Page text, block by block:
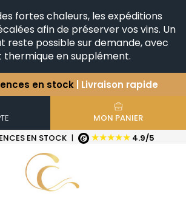
fortes chaleurs, les expéditions
afin de préserver vos vins. Un
reste possible sur demande, avec
thermique en supplément.
en stock | Livraison rapide
question ?
sélection
d'Horizontales & Verticales
MON PANIER
EN STOCK | ★★★★★ 4.9/5